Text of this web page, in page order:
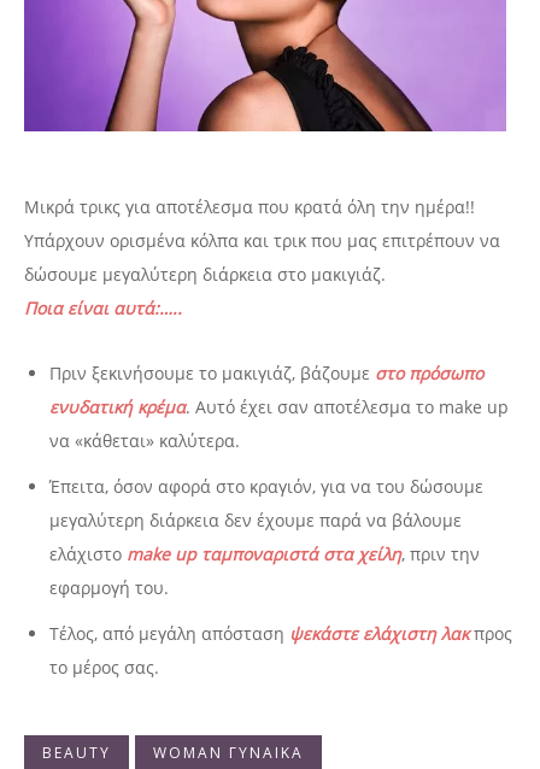
Μικρά τρικς για αποτέλεσμα που κρατά όλη την ημέρα!!
Υπάρχουν ορισμένα κόλπα και τρικ που μας επιτρέπουν να
δώσουμε μεγαλύτερη διάρκεια στο μακιγιάζ.
Ποια είναι αυτά:…..
Πριν ξεκινήσουμε το μακιγιάζ, βάζουμε στο πρόσωπο
ενυδατική κρέμα. Αυτό έχει σαν αποτέλεσμα το make up
να «κάθεται» καλύτερα.
Έπειτα, όσον αφορά στο κραγιόν, για να του δώσουμε
μεγαλύτερη διάρκεια δεν έχουμε παρά να βάλουμε
ελάχιστο make up ταμποναριστά στα χείλη, πριν την
εφαρμογή του.
Τέλος, από μεγάλη απόσταση ψεκάστε ελάχιστη λακπρος
το μέρος σας.
BEAUTY WOMAN ΓΥΝΑΙΚΑ